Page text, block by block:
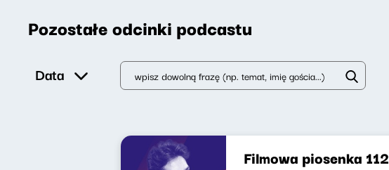
Pozostałe odcinki podcastu
Data
Filmowa piosenka 112